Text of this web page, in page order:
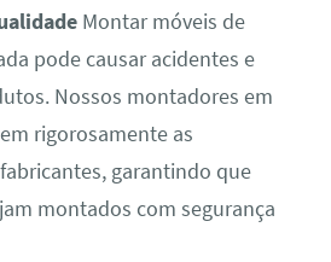
Montar móveis de
pode causar acidentes e
Nossos montadores em
rigorosamente as
garantindo que
montados com segurança